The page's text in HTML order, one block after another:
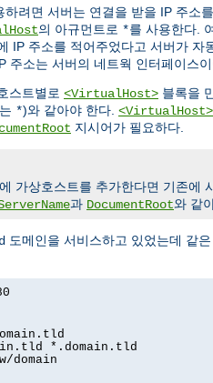
하려면 서버는 연결을 받을 IP 주소
의 아규먼트로 *를 사용한다.
IP 주소를 적어주었다고 서버가
주소는 서버의 네트웍 인터페이스이
스트별로 <VirtualHost> 블록을
*)와 같아야 한다.
지시어가 필요하다.
가상호스트를 추가한다면 기존에
과 DocumentRoot와 같
도메인을 서비스하고 있었는데 같
*.domain.tld
domain